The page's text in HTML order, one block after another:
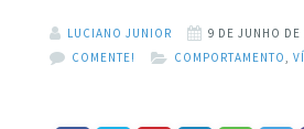
LUCIANO JUNIOR
9 DE JUNHO DE
COMENTE!
COMPORTAMENTO